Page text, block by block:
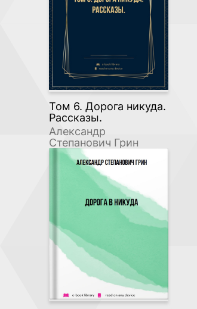
Том 6. Дорога никуда.
Рассказы.
Александр
Степанович Грин